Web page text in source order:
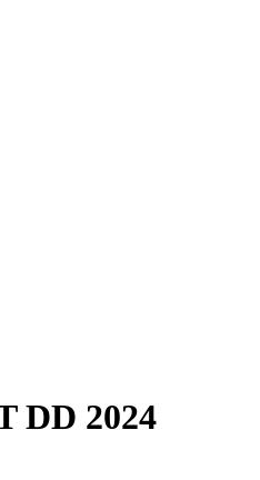
DD 2024